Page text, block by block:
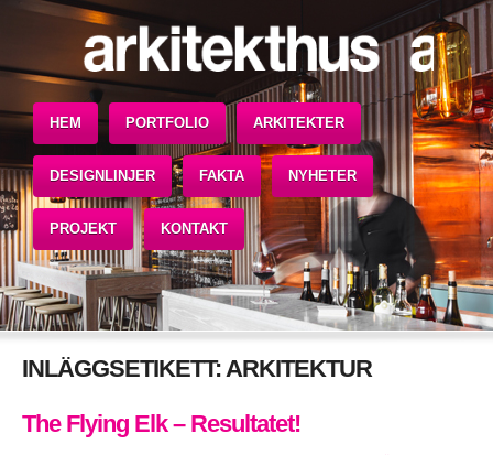
HEM PORTFOLIO ARKITEKTER
DESIGNLINJER FAKTA NYHETER
PROJEKT KONTAKT
INLÄGGSETIKETT:ARKITEKTUR
The Flying Elk – Resultatet!